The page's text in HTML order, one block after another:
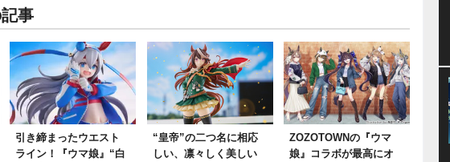
事
引き締まったウエスト
ライン！『ウマ娘』“白
“皇帝”の二つ名に相応
しい、凛々しく美しい
ZOZOTOWNの『ウマ
娘』コラボが最高にオ